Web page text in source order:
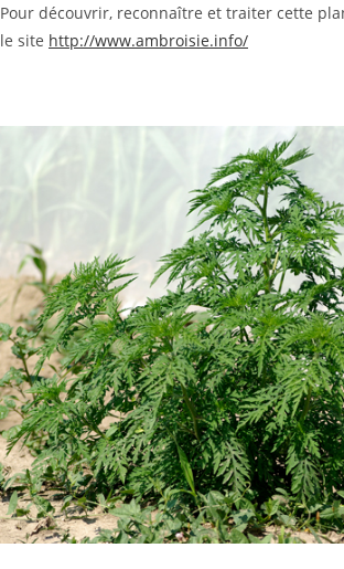
Pour découvrir, reconnaître et traiter cette
le site http://www.ambroisie.info/